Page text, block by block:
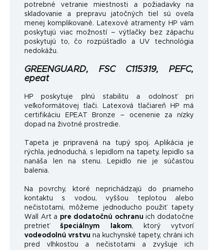
potrebné vetranie miestnosti a požiadavky na
skladovanie a prepravu jatočných tiel sú oveľa
menej komplikované. Latexové atramenty HP vám
poskytujú viac možností – výtlačky bez zápachu
poskytujú to, čo rozpúšťadlo a UV technológia
nedokážu.
GREENGUARD, FSC C115319, PEFC,
epeat
HP poskytuje plnú stabilitu a odolnosť pri
veľkoformátovej tlači. Latexová tlačiareň HP má
certifikáciu EPEAT Bronze – ocenenie za nízky
dopad na životné prostredie.
Tapeta je pripravená na tupý spoj. Aplikácia je
rýchla, jednoduchá, s lepidlom na tapety, lepidlo sa
nanáša len na stenu. Lepidlo nie je súčasťou
balenia.
Na povrchy, ktoré neprichádzajú do priameho
kontaktu s vodou, vyššou teplotou alebo
nečistotami, môžeme jednoducho použiť tapety
Wall Art a pre dodatočnú ochranu ich dodatočne
pretrieťšpeciálnym lakom, ktorý vytvorí
vodeodolnú vrstvu na kuchynské tapety, chráni ich
pred vlhkosťou a nečistotami a zvyšuje ich